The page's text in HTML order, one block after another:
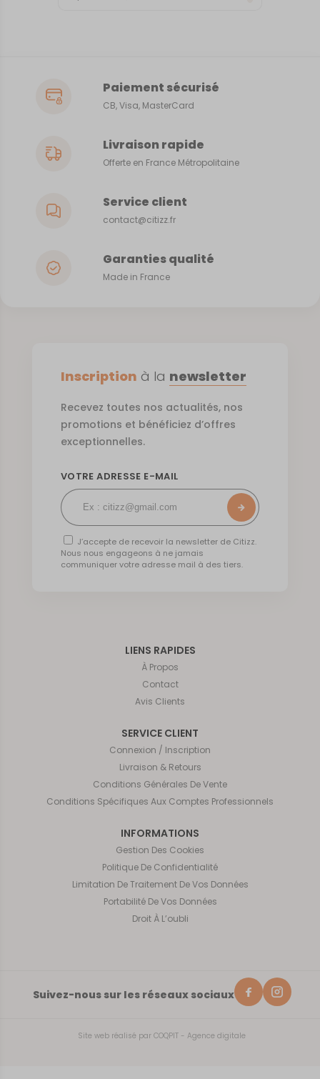
Paiement sécurisé
CB, Visa, MasterCard
Livraison rapide
Offerte en France Métropolitaine
Service client
contact@citizz.fr
Garanties qualité
Made in France
LIENS RAPIDES
À Propos
Contact
Avis Clients
SERVICE CLIENT
Connexion / Inscription
Livraison & Retours
Conditions Générales De Vente
Conditions Spécifiques Aux Comptes Professionnels
INFORMATIONS
Gestion Des Cookies
Politique De Confidentialité
Limitation De Traitement De Vos Données
Portabilité De Vos Données
Droit À L’oubli
Suivez-nous sur les réseaux sociaux
Site web réalisé par COQPIT - Agence digitale
Inscription à la newsletter
Recevez toutes nos actualités, nos
promotions et bénéficiez d’offres
exceptionnelles.
VOTRE ADRESSE E-MAIL
J’accepte de recevoir la newsletter de Citizz.
Nous nous engageons à ne jamais
communiquer votre adresse mail à des tiers.